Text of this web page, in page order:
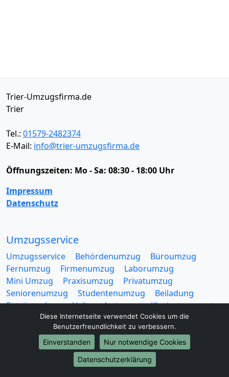
Trier-Umzugsfirma.de
Trier
Tel.: 01579-2482374
E-Mail: info@trier-umzugsfirma.de
Öffnungszeiten: Mo - Sa: 08:30 - 18:00 Uhr
Impressum
Datenschutz
Umzugsservice
Umzugsservice Behördenumzug
Büroumzug
Fernumzug
Firmenumzug
Laborumzug
Mini Umzug
Praxisumzug
Privatumzug
Seniorenumzug
Studentenumzug
Beiladung
Entrümpelung
Halteverbotszone
Klaviertransport
Möbellift
Haushaltsauflösung
Möbeltaxi
Möbelmitfahrzentrale
Umzugskartons
Diese Internetseite verwendet Cookies um die
Benutzerfreundlichkeit zu verbessern.
Einverstanden
Nur notwendige Cookies
Datenschutzerklärung